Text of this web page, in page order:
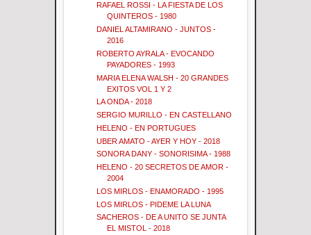
RAFAEL ROSSI - LA FIESTA DE LOS
QUINTEROS - 1980
DANIEL ALTAMIRANO - JUNTOS -
2016
ROBERTO AYRALA - EVOCANDO
PAYADORES - 1993
MARIA ELENA WALSH - 20 GRANDES
EXITOS VOL 1 Y 2
LA ONDA - 2018
SERGIO MURILLO - EN CASTELLANO
HELENO - EN PORTUGUES
UBER AMATO - AYER Y HOY - 2018
SONORA DANY - SONORISIMA - 1988
HELENO - 20 SECRETOS DE AMOR -
2004
LOS MIRLOS - ENAMORADO - 1995
LOS MIRLOS - PIDEME LA LUNA
SACHEROS - DE A UNITO SE JUNTA
EL MISTOL - 2018